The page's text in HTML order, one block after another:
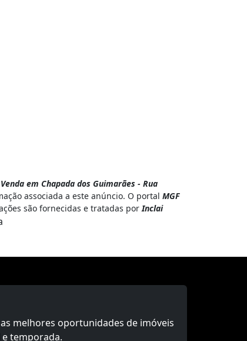
em Chapada dos Guimarães - Rua
associada a este anúncio. O portal MGF
são fornecidas e tratadas por Inclai
melhores oportunidades de imóveis
temporada.